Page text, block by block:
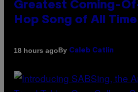
Greatest Coming-
Hop Song of All Time
18 hours agoBy Caleb Catlin